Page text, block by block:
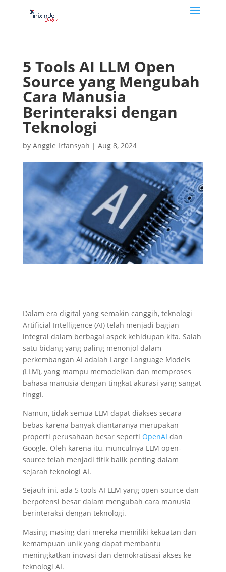
5 Tools AI LLM Open
Source yang Mengubah
Cara Manusia
Berinteraksi dengan
Teknologi
by Anggie Irfansyah | Aug 8, 2024
Dalam era digital yang semakin canggih, teknologi
Artificial Intelligence (AI) telah menjadi bagian
integral dalam berbagai aspek kehidupan kita. Salah
satu bidang yang paling menonjol dalam
perkembangan AI adalah Large Language Models
(LLM), yang mampu memodelkan dan memproses
bahasa manusia dengan tingkat akurasi yang sangat
tinggi.
Namun, tidak semua LLM dapat diakses secara
bebas karena banyak diantaranya merupakan
properti perusahaan besar seperti OpenAI dan
Google. Oleh karena itu, munculnya LLM open-
source telah menjadi titik balik penting dalam
sejarah teknologi AI.
Sejauh ini, ada 5 tools AI LLM yang open-source dan
berpotensi besar dalam mengubah cara manusia
berinteraksi dengan teknologi.
Masing-masing dari mereka memiliki kekuatan dan
kemampuan unik yang dapat membantu
meningkatkan inovasi dan demokratisasi akses ke
teknologi AI.